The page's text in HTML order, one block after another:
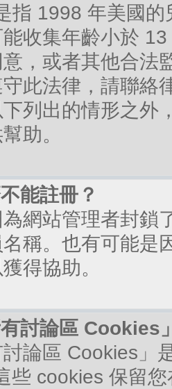
指 1998 年美國
收集年齡小於
，或者其他合法
此法律，請聯絡
列出的情形之外
助。
能註冊？
網站管理者封鎖
稱。也有可能是
得協助。
討論區 Cookies
討論區 Cookies
些 cookies 保留